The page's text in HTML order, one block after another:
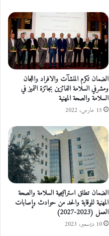
الضمان تكرم المنشآت والافراد واللجان
ومشرفي السلامة الفائزين بجائزة التميز في
السلامة والصحة المهنية
15 مارس، 2022
الضمان تطلق استراتيجية السلامة والصحة
المهنية للوقاية والحد من حوادث وإصابات
العمل (2023-2027)
10 ديسمبر، 2023